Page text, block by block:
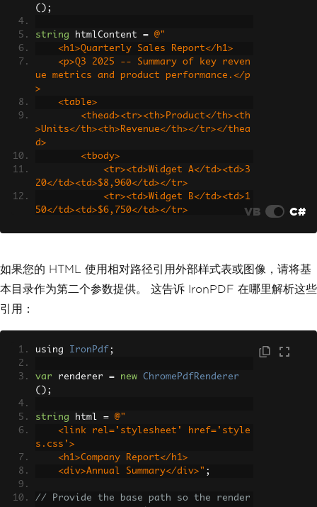
();
string htmlContent =
@"
    <h1>Quarterly Sales Report</h1>
ue metrics and product performance.</p
>
    <table>
>Units</th><th>Revenue</th></tr></thea
d>
        <tbody>
20</td><td>$8,960</td></tr>
50</td><td>$6,750</td></tr>
    </table>"
;
var pdf = renderer. RenderHtmlAsPdf( htm
VB C#
如果您的 HTML 使用相对路径引用外部样式表或图像，请将基
本目录作为第二个参数提供。 这告诉 IronPDF 在哪里解析这些
引用：
using IronPdf ;
var renderer = new
ChromePdfRenderer
();
string html =
@"
s.css'>
    <h1>Company Report</h1>
    <div>Annual Summary</div>"
;
// Provide the base path so the render